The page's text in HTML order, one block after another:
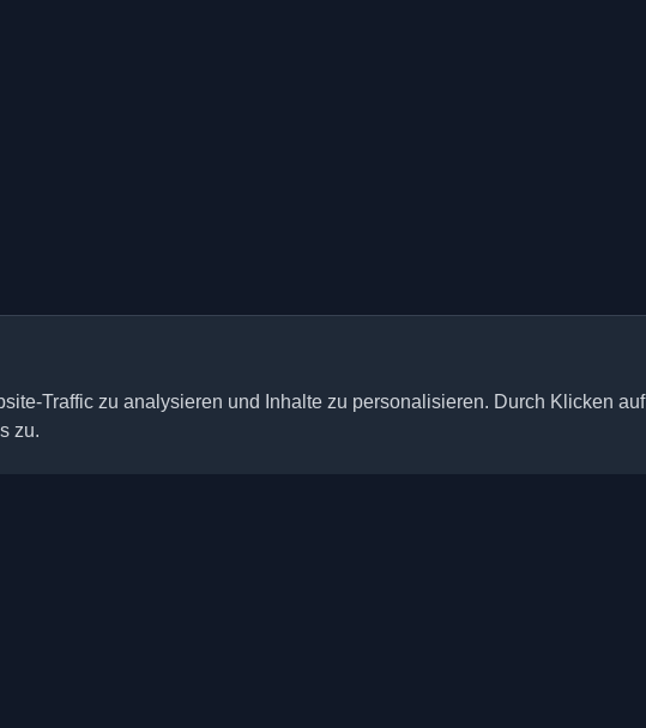
Traffic zu analysieren und Inhalte zu personalisieren. Durch Klicken auf
zu.